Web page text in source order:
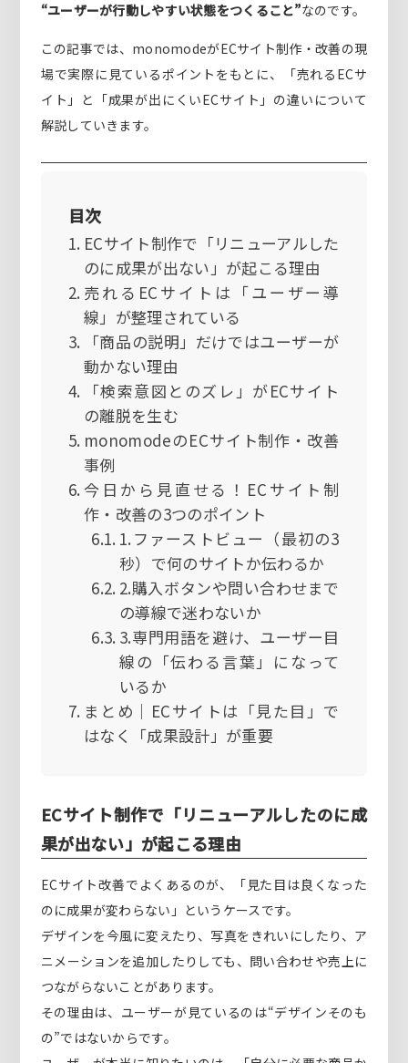
“ユーザーが行動しやすい状態をつくること”なのです。
この記事では、monomodeがECサイト制作・改善の現
場で実際に見ているポイントをもとに、「売れるECサ
イト」と「成果が出にくいECサイト」の違いについて
解説していきます。
目次
ECサイト制作で「リニューアルした
のに成果が出ない」が起こる理由
売れるECサイトは「ユーザー導
線」が整理されている
「商品の説明」だけではユーザーが
動かない理由
「検索意図とのズレ」がECサイト
の離脱を生む
monomodeのECサイト制作・改善
事例
今日から見直せる！ECサイト制
作・改善の3つのポイント
1.ファーストビュー（最初の3
秒）で何のサイトか伝わるか
2.購入ボタンや問い合わせまで
の導線で迷わないか
3.専門用語を避け、ユーザー目
線の「伝わる言葉」になって
いるか
まとめ｜ECサイトは「見た目」で
はなく「成果設計」が重要
ECサイト制作で「リニューアルしたのに成
果が出ない」が起こる理由
ECサイト改善でよくあるのが、「見た目は良くなった
のに成果が変わらない」というケースです。
デザインを今風に変えたり、写真をきれいにしたり、ア
ニメーションを追加したりしても、問い合わせや売上に
つながらないことがあります。
その理由は、ユーザーが見ているのは“デザインそのも
の”ではないからです。